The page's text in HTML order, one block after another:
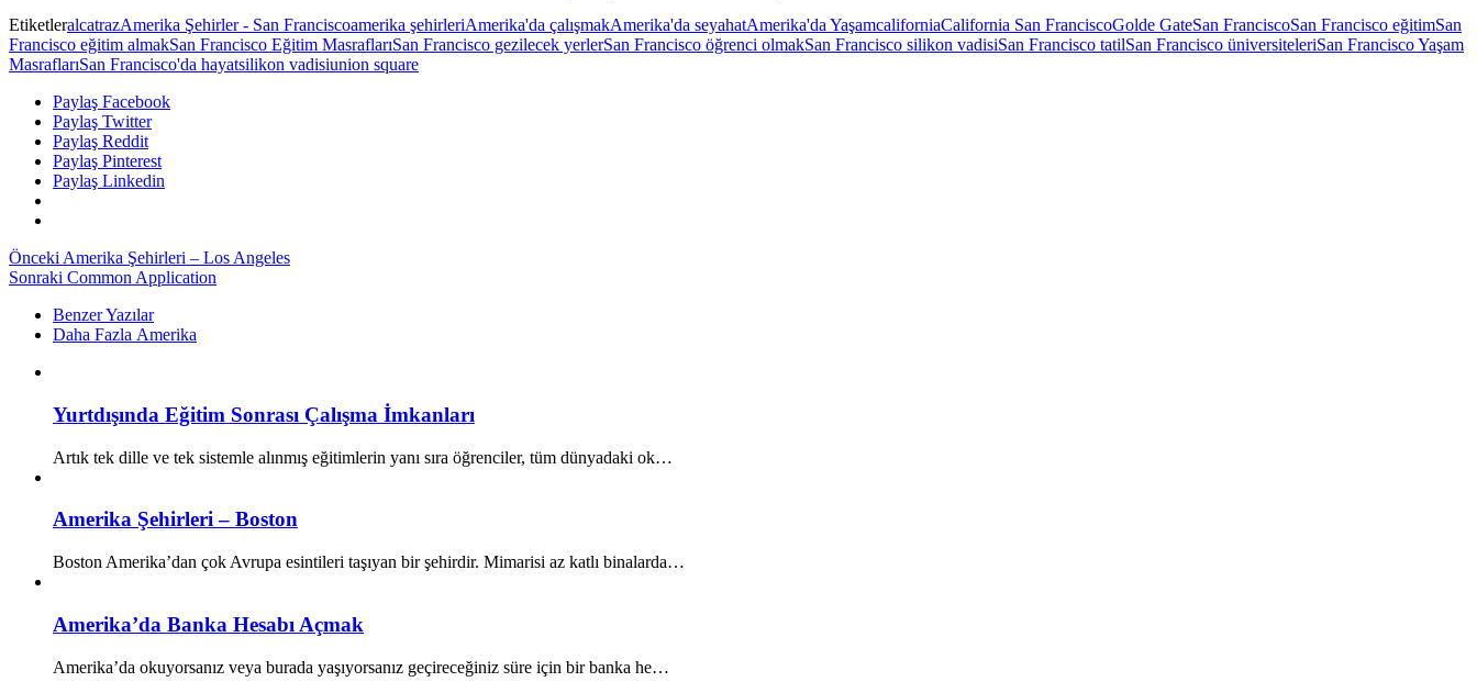
EtiketleralcatrazAmerika Şehirler - San Franciscoamerika şehirleriAmerika'da çalışmakAmerika'da seyahatAmerika'da YaşamcaliforniaCalifornia San FranciscoGolde GateSan FranciscoSan Francisco eğitimSan
Francisco eğitim almakSan Francisco Eğitim MasraflarıSan Francisco gezilecek yerlerSan Francisco öğrenci olmakSan Francisco silikon vadisiSan Francisco tatilSan Francisco üniversiteleriSan Francisco Yaşam
MasraflarıSan Francisco'da hayatsilikon vadisiunion square
Paylaş Facebook
Paylaş Twitter
Paylaş Reddit
Paylaş Pinterest
Paylaş Linkedin
Önceki Amerika Şehirleri – Los Angeles
Sonraki Common Application
Benzer Yazılar
Daha Fazla Amerika
Yurtdışında Eğitim Sonrası Çalışma İmkanları
Artık tek dille ve tek sistemle alınmış eğitimlerin yanı sıra öğrenciler, tüm dünyadaki ok…
Amerika Şehirleri – Boston
Boston Amerika’dan çok Avrupa esintileri taşıyan bir şehirdir. Mimarisi az katlı binalarda…
Amerika’da Banka Hesabı Açmak
Amerika’da okuyorsanız veya burada yaşıyorsanız geçireceğiniz süre için bir banka he…